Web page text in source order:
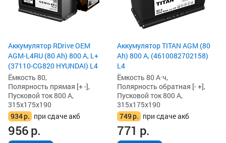
Аккумулятор RDrive OEM
AGM-L4RU (80 Ah) 800 А, L+
(37110-CG820 HYUNDAI) L4
Ёмкость 80,
Полярность прямая [+ -],
Пусковой ток 800 А,
315x175x190
934р. при сдаче акб
956р.
Аккумулятор TITAN AGM (80
Ah) 800 А, (4610082702158)
L4
Ёмкость 80 А·ч,
Полярность обратная [- +],
Пусковой ток 800 А,
315x175x190
749р. при сдаче акб
771 р.